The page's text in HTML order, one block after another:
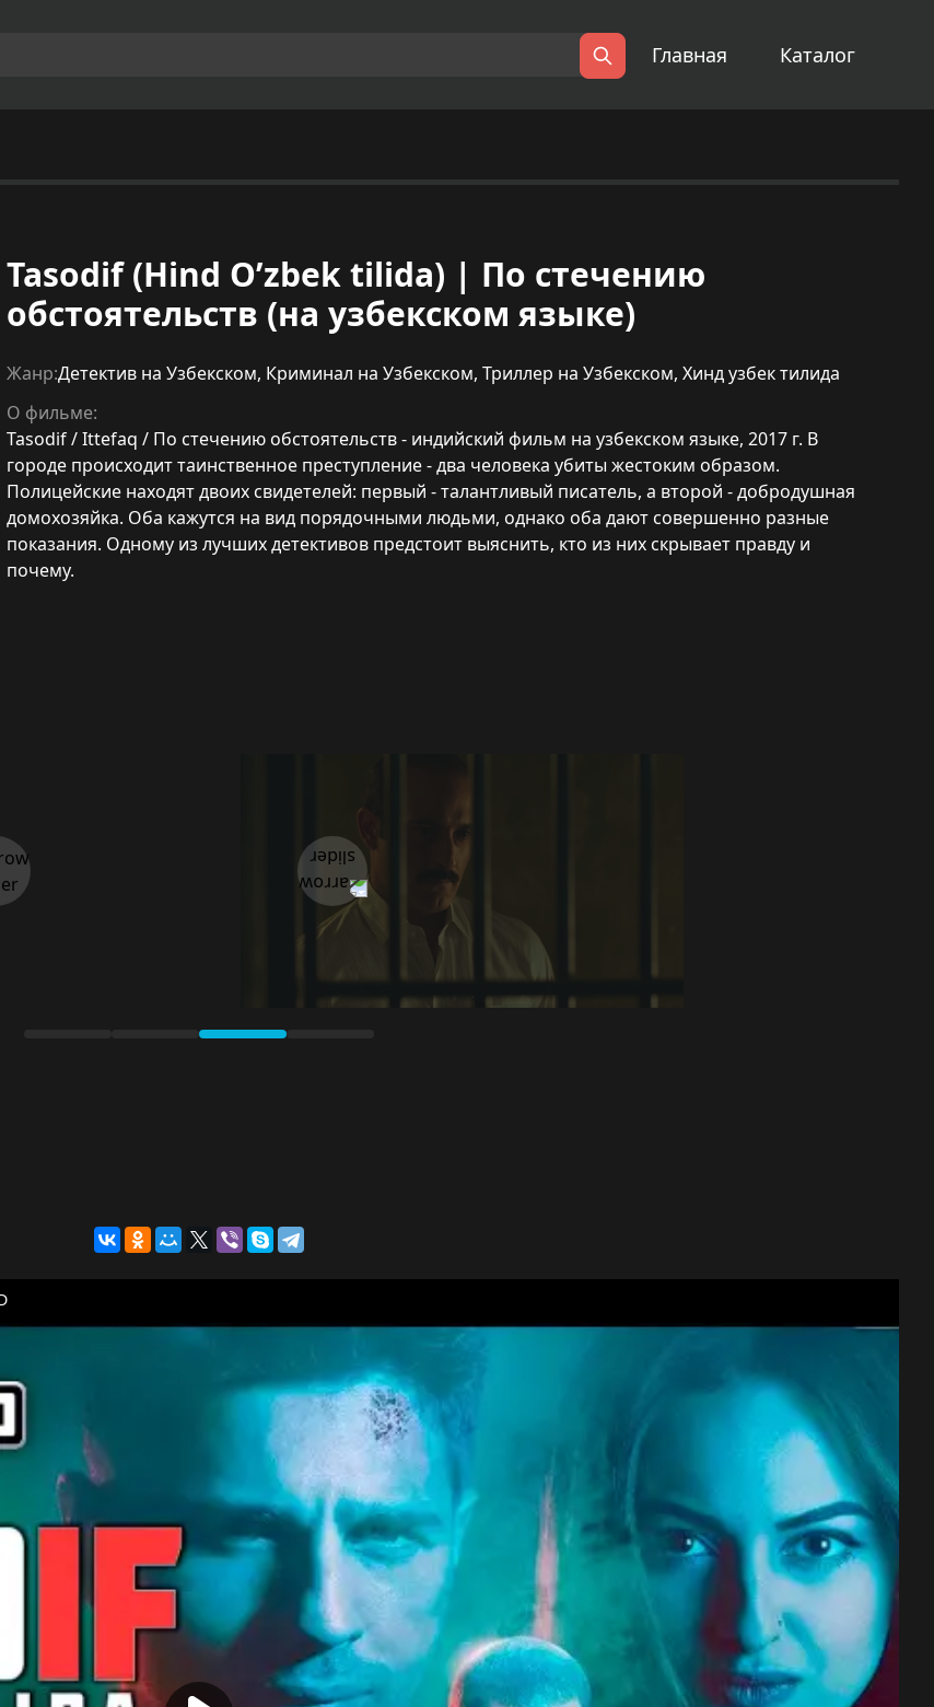
Поиск
Главная Каталог
Tasodif (Hind O’zbek tilida) | По стечению
обстоятельств (на узбекском языке)
Жанр:Детектив на Узбекском, Криминал на Узбекском, Триллер на Узбекском, Хинд узбек тилида
О фильме:
Tasodif / Ittefaq / По стечению обстоятельств - индийский фильм на узбекском языке, 2017 г. В
городе происходит таинственное преступление - два человека убиты жестоким образом.
Полицейские находят двоих свидетелей: первый - талантливый писатель, а второй - добродушная
домохозяйка. Оба кажутся на вид порядочными людьми, однако оба дают совершенно разные
показания. Одному из лучших детективов предстоит выяснить, кто из них скрывает правду и
почему.